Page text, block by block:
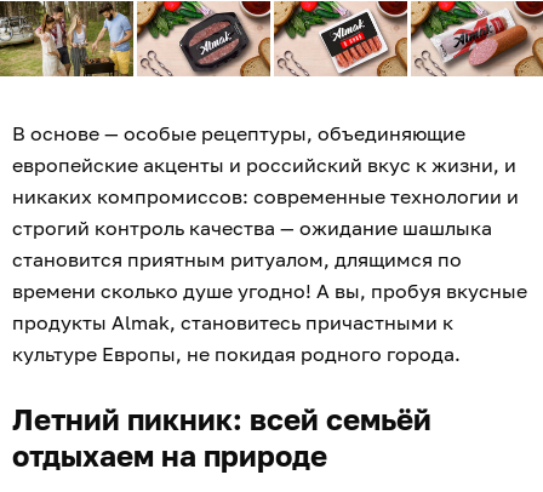
В основе — особые рецептуры, объединяющие
европейские акценты и российский вкус к жизни, и
никаких компромиссов: современные технологии и
строгий контроль качества — ожидание шашлыка
становится приятным ритуалом, длящимся по
времени сколько душе угодно! А вы, пробуя вкусные
продукты Almak, становитесь причастными к
культуре Европы, не покидая родного города.
Летний пикник: всей семьёй
отдыхаем на природе